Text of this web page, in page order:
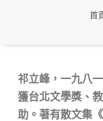
首
祁立峰，一九八
獲台北文學獎、
助。著有散文集